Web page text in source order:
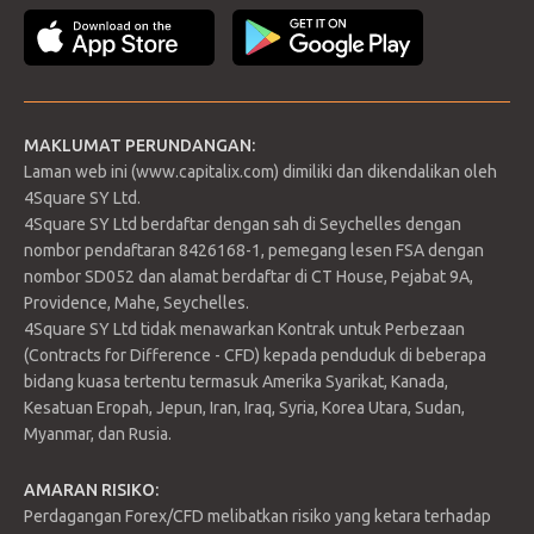
bawah pengurusan pada bulan Mac. Walau bagaimanapun,
pendedahan yang tinggi di Terra Luna dan penurunan nilai
kripto, menjejaskan kecairan dana. Kebankrapan modal Three
juta. Bitcoin kini turun 4.49% dan didagangkan pada
USD$19,372. Peniaga mengawasi laporan inflasi. Jika ia lebih
rendah daripada yang dijangkakan, Bitcoin boleh memulih
semula. Jika tidak, ia boleh mengalami pembetulan lagi.
Sokongan 1: 19,209.6
Daftar
Log masuk
MAKLUMAT PERUNDANGAN:
Laman web ini (www.capitalix.com) dimiliki dan dikendalikan oleh
4Square SY Ltd.
4Square SY Ltd berdaftar dengan sah di Seychelles dengan
nombor pendaftaran 8426168-1, pemegang lesen FSA dengan
nombor SD052 dan alamat berdaftar di CT House, Pejabat 9A,
Providence, Mahe, Seychelles.
4Square SY Ltd tidak menawarkan Kontrak untuk Perbezaan
(Contracts for Difference - CFD) kepada penduduk di beberapa
bidang kuasa tertentu termasuk Amerika Syarikat, Kanada,
Kesatuan Eropah, Jepun, Iran, Iraq, Syria, Korea Utara, Sudan,
Myanmar, dan Rusia.
AMARAN RISIKO:
Perdagangan Forex/CFD melibatkan risiko yang ketara terhadap